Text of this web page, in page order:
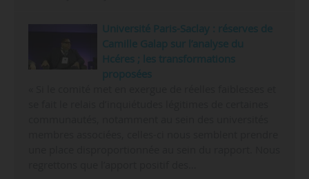
Université Paris-Saclay : réserves de
Camille Galap sur l’analyse du
Hcéres ; les transformations
proposées